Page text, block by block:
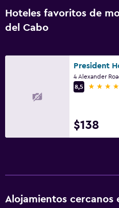
Hoteles favoritos de
del Cabo
President
8,5
4
$138
Alojamientos cercanos